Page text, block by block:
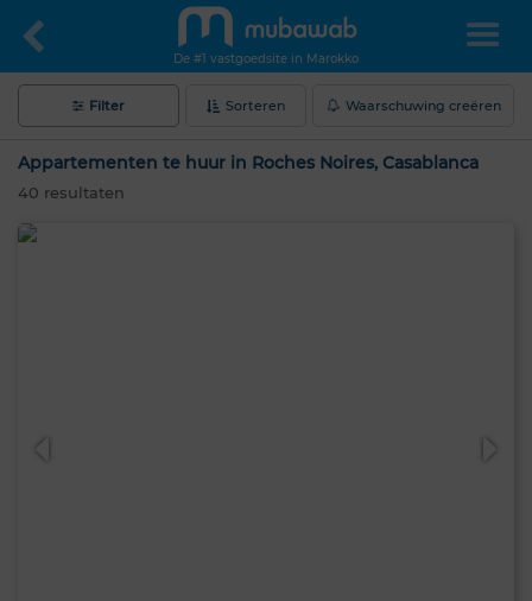
De #1 vastgoedsite in Marokko
Filter Sorteren Waarschuwing creëren
Appartementen te huur in Roches Noires, Casablanca
40 resultaten